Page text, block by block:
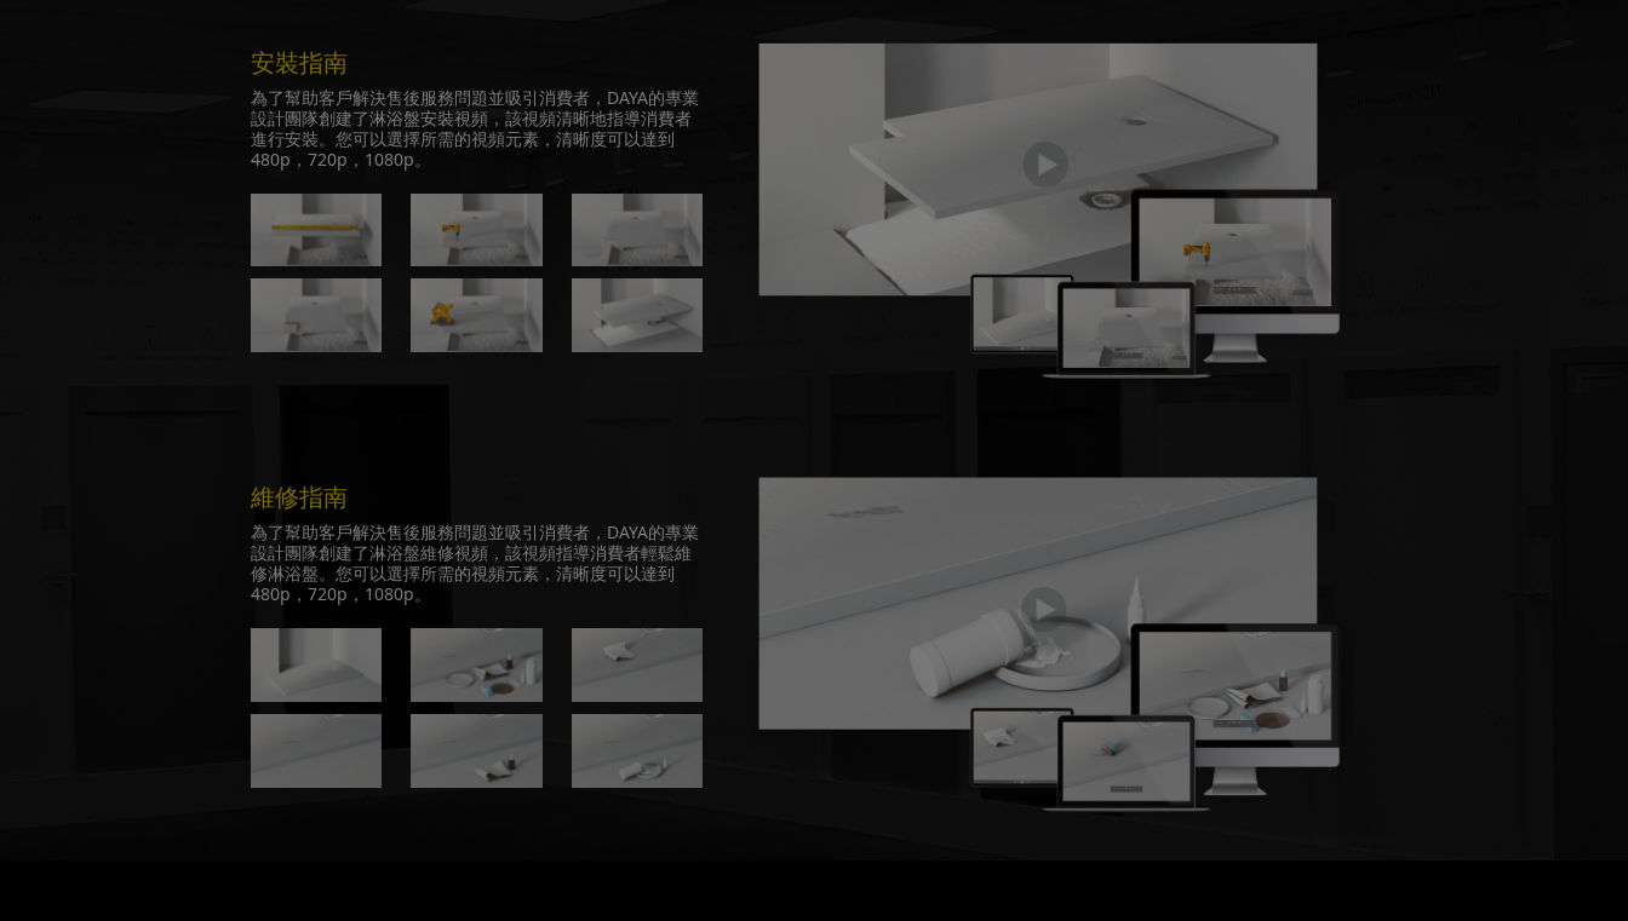
安裝指南
為了幫助客戶解決售後服務問題並吸引消費者，DAYA的專業
設計團隊創建了淋浴盤安裝視頻，該視頻清晰地指導消費者
進行安裝。您可以選擇所需的視頻元素，清晰度可以達到
480p，720p，1080p。
維修指南
為了幫助客戶解決售後服務問題並吸引消費者，DAYA的專業
設計團隊創建了淋浴盤維修視頻，該視頻指導消費者輕鬆維
修淋浴盤。您可以選擇所需的視頻元素，清晰度可以達到
480p，720p，1080p。